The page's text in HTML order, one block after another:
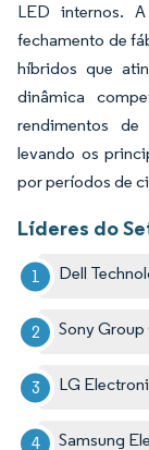
LED internos.
fechamento de
híbridos que
dinâmica
rendimentos de
levando os
por períodos de
Líderes do
Dell
Sony
LG
Samsung